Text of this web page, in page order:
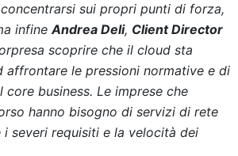
sui propri punti di forza,
infineAndrea Deli, Client Director
scoprire che il cloud sta
affrontare le pressioni normative e di
business. Le imprese che
hanno bisogno di servizi di rete
severi requisiti e la velocità dei